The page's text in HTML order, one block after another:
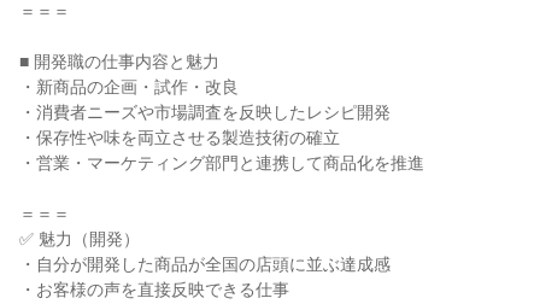
＝＝＝
■ 開発職の仕事内容と魅力
・新商品の企画・試作・改良
・消費者ニーズや市場調査を反映したレシピ開発
・保存性や味を両立させる製造技術の確立
・営業・マーケティング部門と連携して商品化を推進
＝＝＝
✅ 魅力（開発）
・自分が開発した商品が全国の店頭に並ぶ達成感
・お客様の声を直接反映できる仕事